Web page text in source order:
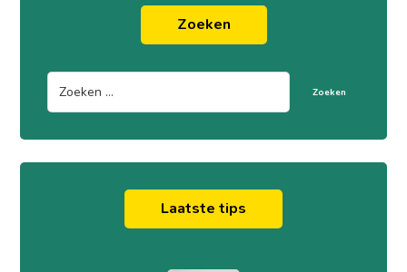
Zoeken
Zoeken
Laatste tips